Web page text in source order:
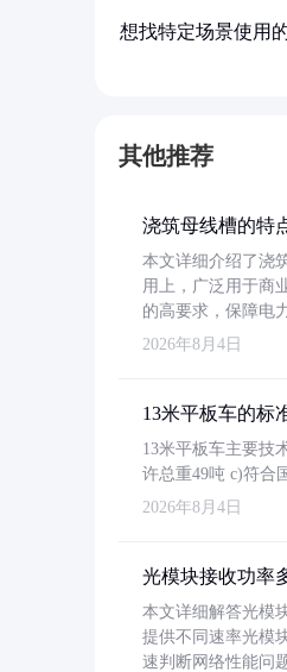
想找特定场景使用
其他推荐
浇筑母线槽的特
本文详细介绍了浇
用上，广泛用于商
的高要求，保障电
2026年8月4日
13米平板车的标
13米平板车主要技
许总重49吨 c)符合
2026年8月4日
光模块接收功率
本文详细解答光模
提供不同速率光模
速判断网络性能问题